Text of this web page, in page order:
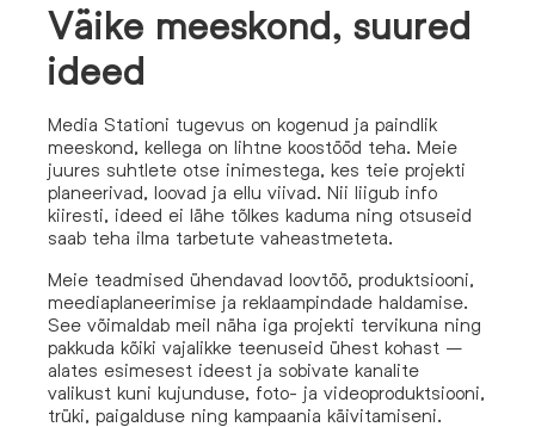
Väike meeskond, suured
ideed
Media Stationi tugevus on kogenud ja paindlik
meeskond, kellega on lihtne koostööd teha. Meie
juures suhtlete otse inimestega, kes teie projekti
planeerivad, loovad ja ellu viivad. Nii liigub info
kiiresti, ideed ei lähe tõlkes kaduma ning otsuseid
saab teha ilma tarbetute vaheastmeteta.
Meie teadmised ühendavad loovtöö, produktsiooni,
meediaplaneerimise ja reklaampindade haldamise.
See võimaldab meil näha iga projekti tervikuna ning
pakkuda kõiki vajalikke teenuseid ühest kohast –
alates esimesest ideest ja sobivate kanalite
valikust kuni kujunduse, foto- ja videoproduktsiooni,
trüki, paigalduse ning kampaania käivitamiseni.